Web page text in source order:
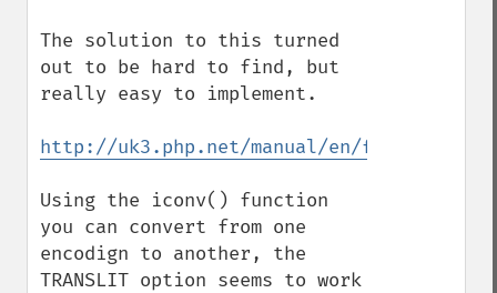
The solution to this turned
out to be hard to find, but
really easy to implement.
http://uk3.php.net/manual/en/
Using the iconv() function
you can convert from one
encodign to another, the
TRANSLIT option seems to work